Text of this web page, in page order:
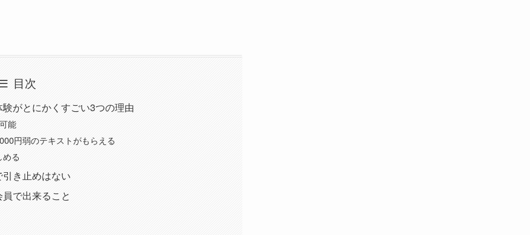
目次
がとにかくすごい3つの理由
能
円弱のテキストがもらえる
める
き止めはない
で出来ること